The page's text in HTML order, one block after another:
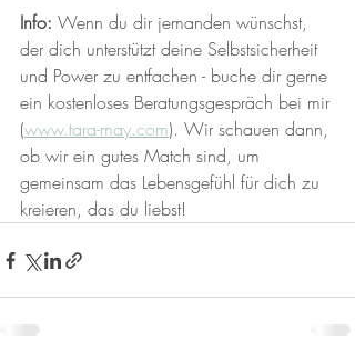
Info: Wenn du dir jemanden wünschst,
der dich unterstützt deine Selbstsicherheit
und Power zu entfachen - buche dir gerne
ein kostenloses Beratungsgespräch bei mir
(www.tara-may.com). Wir schauen dann,
ob wir ein gutes Match sind, um
gemeinsam das Lebensgefühl für dich zu
kreieren, das du liebst!